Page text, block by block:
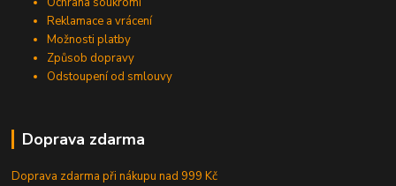
Reklamace a vrácení
Možnosti platby
Způsob dopravy
Odstoupení od smlouvy
Doprava zdarma
Doprava zdarma při nákupunad 999 Kč